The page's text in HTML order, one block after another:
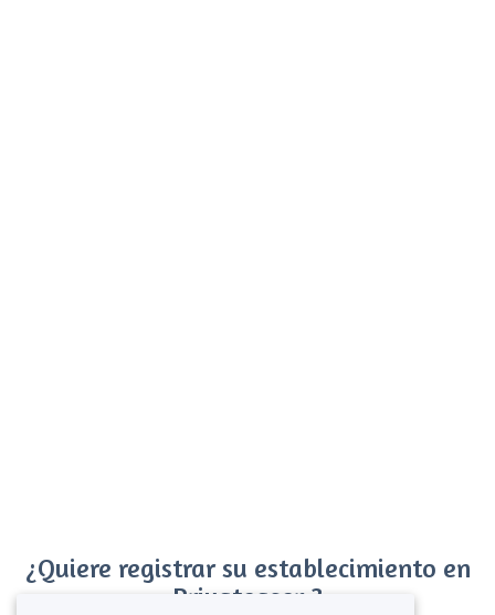
¿Quiere registrar su establecimiento en
Privateaser ?